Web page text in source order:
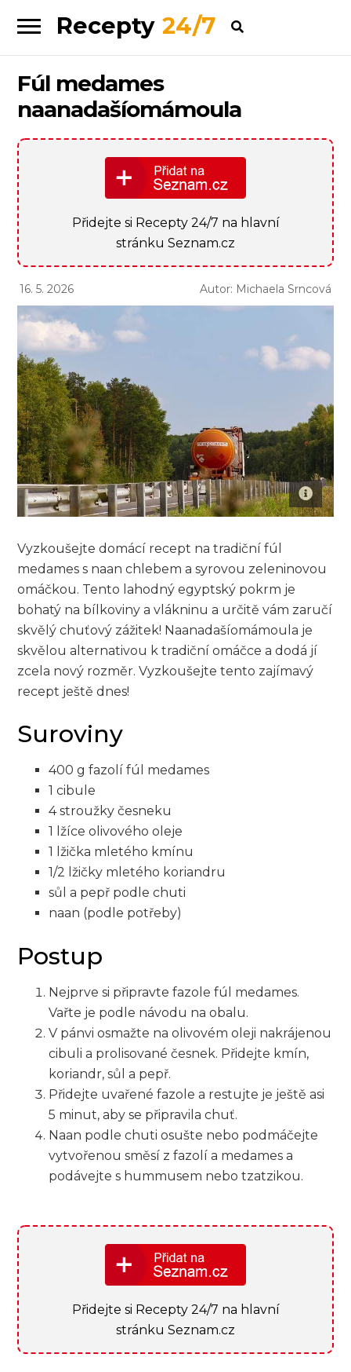
Skip
to
navigation
Skip
to
content
Recepty 24/7
Fúl medames
naanadašíomámoula
Přidejte si Recepty 24/7 na hlavní
stránku Seznam.cz
16. 5. 2026 Autor: Michaela Srncová
Vyzkoušejte domácí recept‍ na tradiční fúl⁢
medames s naan chlebem a ⁢syrovou zeleninovou
omáčkou. Tento ‌lahodný egyptský ⁢pokrm ⁣je
bohatý na bílkoviny a vlákninu ⁣a určitě vám zaručí
skvělý chuťový zážitek! Naanadašíomámoula je
skvělou alternativou k tradiční omáčce a⁤ dodá jí
zcela nový rozměr. Vyzkoušejte tento ⁣zajímavý
recept ještě dnes!
Suroviny
400 g fazolí fúl medames
1 cibule
4 ​stroužky česneku
1 lžíce olivového oleje
1 lžička mletého kmínu
1/2 lžičky mletého koriandru
sůl a pepř podle chuti
naan (podle potřeby)
Postup
Nejprve si připravte fazole fúl medames.
Vařte je⁤ podle ‍návodu na obalu.
V‍ pánvi osmažte na olivovém oleji nakrájenou
cibuli a prolisované česnek. Přidejte kmín,
koriandr, sůl a pepř.
Přidejte uvařené fazole a restujte je ještě asi
5 minut, aby se připravila chuť.
Naan podle chuti osušte nebo podmáčejte‍
vytvořenou směsí z fazolí a medames a
podávejte s hummusem nebo tzatzikou.
Přidejte si Recepty 24/7 na hlavní
stránku Seznam.cz